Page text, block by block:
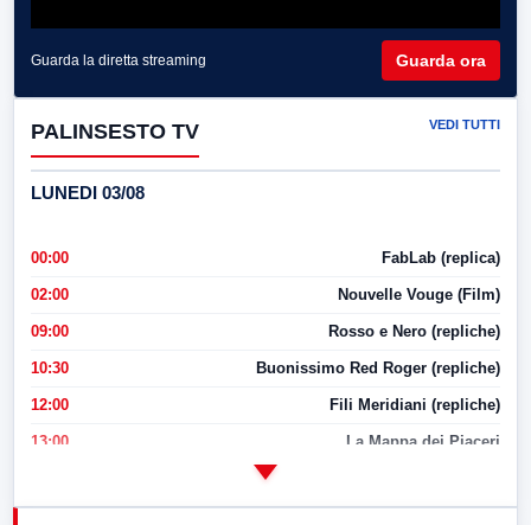
Guarda la diretta streaming Guarda ora
PALINSESTO TV VEDI TUTTI
LUNEDI 03/08
00:00 FabLab (replica)
02:00 Nouvelle Vouge (Film)
09:00 Rosso e Nero (repliche)
10:30 Buonissimo Red Roger (repliche)
12:00 Fili Meridiani (repliche)
13:00 La Mappa dei Piaceri